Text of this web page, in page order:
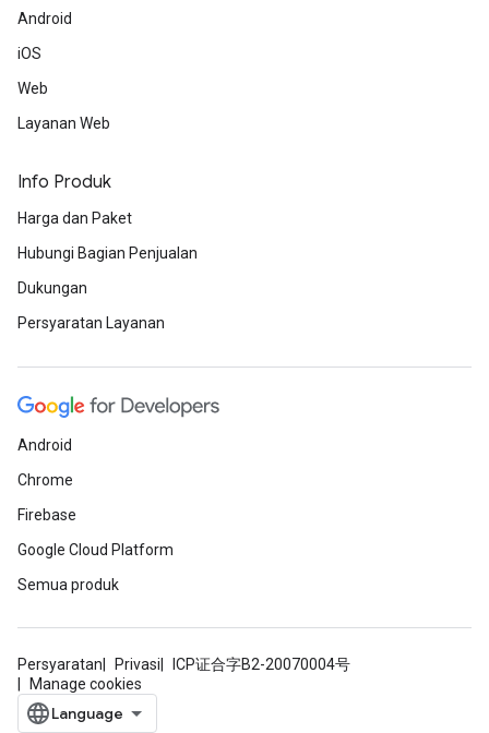
Android
iOS
Web
Layanan Web
Info Produk
Harga dan Paket
Hubungi Bagian Penjualan
Dukungan
Persyaratan Layanan
Android
Chrome
Firebase
Google Cloud Platform
Semua produk
Persyaratan Privasi
ICP证合字B2-20070004号
Manage cookies